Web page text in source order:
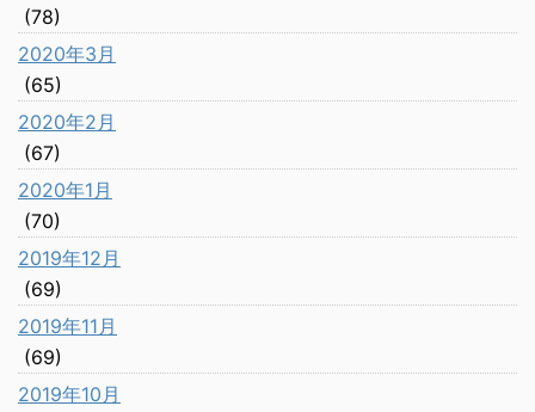
(78)
2020年3月
(65)
2020年2月
(67)
2020年1月
(70)
2019年12月
(69)
2019年11月
(69)
2019年10月